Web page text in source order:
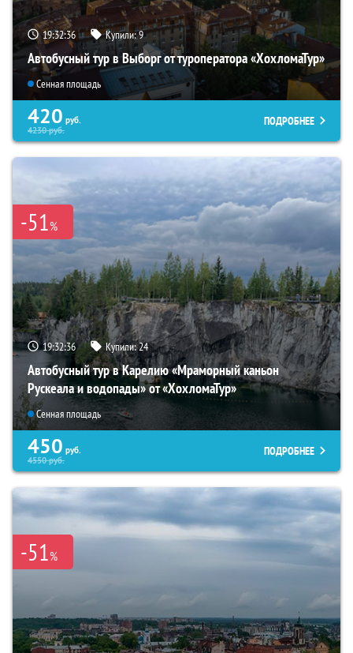
19:32:35 Купили:9
Автобусный тур в Выборг от туроператора «ХохломаТур»
Сенная площадь
420 руб.
4230руб.
ПОДРОБНЕЕ
-51%
19:32:35 Купили:24
Автобусный тур в Карелию «Мраморный каньон
Рускеала и водопады» от «ХохломаТур»
Сенная площадь
450 руб.
4550руб.
ПОДРОБНЕЕ
-51%